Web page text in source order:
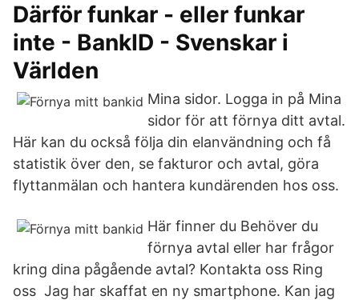
Därför funkar - eller funkar
inte - BankID - Svenskar i
Världen
Mina sidor. Logga in på Mina
sidor för att förnya ditt avtal.
Här kan du också följa din elanvändning och få
statistik över den, se fakturor och avtal, göra
flyttanmälan och hantera kundärenden hos oss.
Här finner du Behöver du
förnya avtal eller har frågor
kring dina pågående avtal? Kontakta oss Ring
oss Jag har skaffat en ny smartphone. Kan jag